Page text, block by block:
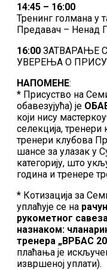
14:45 – 16:00
Тренинг голмана у
Предавач – Ненад
16:00 ЗАТВАРАЊЕ
УВЕРЕЊА О
НАПОМЕНЕ:
* Присуство на
обавезујућа) је
који нису
селекција,
тренери клубова
шансе за улазак у
категорију, што
година и тренере
* Котизација за
уплаћује се на
рукометног
назнаком:
тренера „ВРБАС
плаћања је
извршеној уплати).